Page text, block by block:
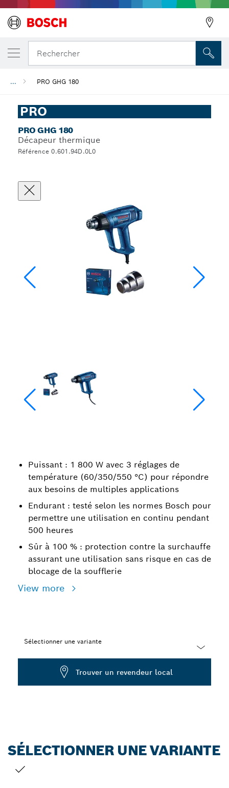
Rechercher
... PRO GHG 180
PRO
PRO GHG 180
Décapeur thermique
Référence 0.601.94D.0L0
Puissant : 1 800 W avec 3 réglages de
température (60/350/550 °C) pour répondre
aux besoins de multiples applications
Endurant : testé selon les normes Bosch pour
permettre une utilisation en continu pendant
500 heures
Sûr à 100 % : protection contre la surchauffe
assurant une utilisation sans risque en cas de
blocage de la soufflerie
View more
Sélectionner une variante
Trouver un revendeur local
SÉLECTIONNER UNE VARIANTE